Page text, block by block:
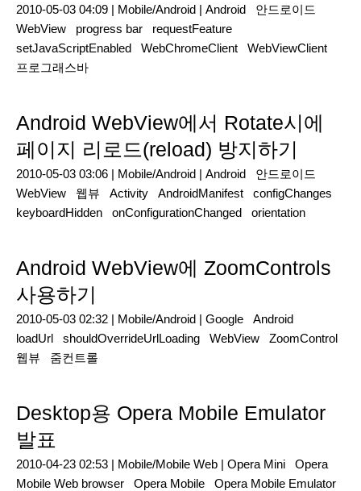
2010-05-03 04:09 | Mobile/Android | Android
안드로이드
WebView
progress bar
requestFeature
setJavaScriptEnabled
WebChromeClient
WebViewClient
프로그래스바
Android WebView에서 Rotate시에
페이지 리로드(reload) 방지하기
2010-05-03 03:06 | Mobile/Android | Android
안드로이드
WebView
웹뷰 Activity AndroidManifest
configChanges
keyboardHidden
onConfigurationChanged orientation
Android WebView에 ZoomControls
사용하기
2010-05-03 02:32 | Mobile/Android | Google
Android
loadUrl
shouldOverrideUrlLoading WebView
ZoomControl
웹뷰
줌컨트롤
Desktop용 Opera Mobile Emulator
발표
2010-04-23 02:53 | Mobile/Mobile Web | Opera Mini
Opera
Mobile Web browser
Opera Mobile
Opera Mobile Emulator